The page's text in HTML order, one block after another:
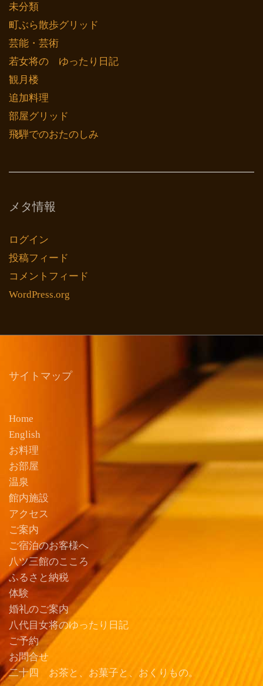
未分類
町ぶら散歩グリッド
芸能・芸術
若女将の ゆったり日記
観月楼
追加料理
部屋グリッド
飛騨でのおたのしみ
メタ情報
ログイン
投稿フィード
コメントフィード
WordPress.org
サイトマップ
Home
English
お料理
お部屋
温泉
館内施設
アクセス
ご案内
ご宿泊のお客様へ
八ツ三館のこころ
ふるさと納税
体験
婚礼のご案内
八代目女将のゆったり日記
ご予約
お問合せ
二十四 お茶と、お菓子と、おくりもの。